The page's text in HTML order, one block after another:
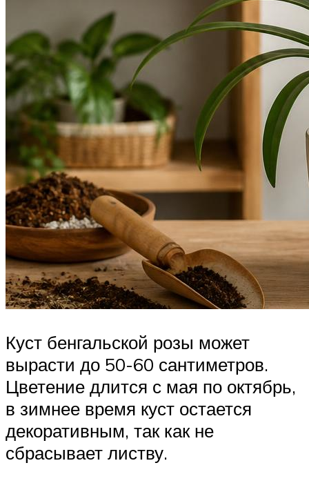
Куст бенгальской розы может
вырасти до 50-60 сантиметров.
Цветение длится с мая по октябрь,
в зимнее время куст остается
декоративным, так как не
сбрасывает листву.